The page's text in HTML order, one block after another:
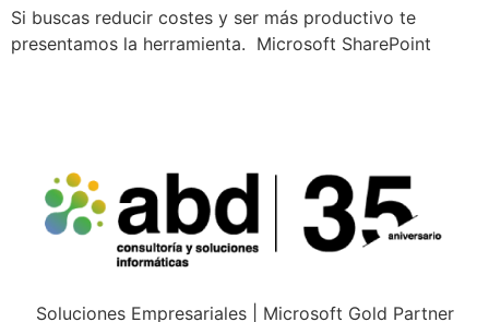
Si buscas reducir costes y ser más productivo te
presentamos la herramienta. Microsoft SharePoint
Soluciones Empresariales | Microsoft Gold Partner